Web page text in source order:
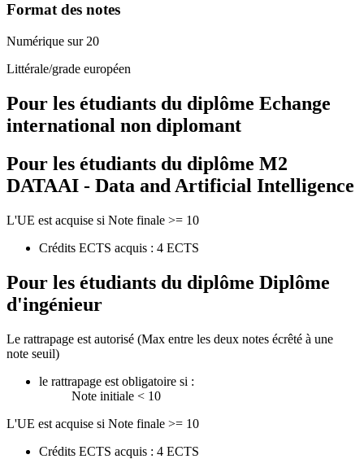
Format des notes
Numérique sur 20
Littérale/grade européen
Pour les étudiants du diplôme Echange
international non diplomant
Pour les étudiants du diplôme M2
DATAAI - Data and Artificial Intelligence
L'UE est acquise si Note finale >= 10
Crédits ECTS acquis : 4 ECTS
Pour les étudiants du diplôme Diplôme
d'ingénieur
Le rattrapage est autorisé (Max entre les deux notes écrêté à une
note seuil)
le rattrapage est obligatoire si :
Note initiale < 10
L'UE est acquise si Note finale >= 10
Crédits ECTS acquis : 4 ECTS